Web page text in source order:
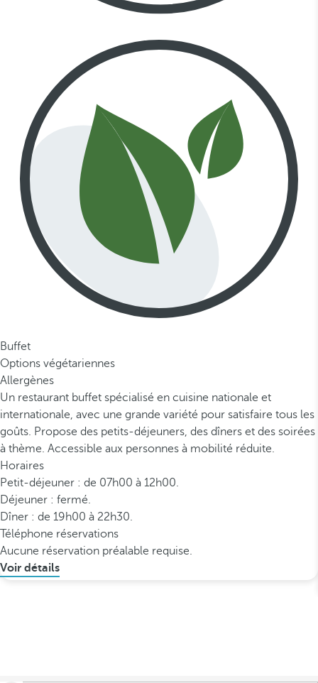
Buffet
Options végétariennes
Allergènes
Un restaurant buffet spécialisé en cuisine nationale et
internationale, avec une grande variété pour satisfaire tous les
goûts. Propose des petits-déjeuners, des dîners et des soirées
à thème. Accessible aux personnes à mobilité réduite.
Horaires
Petit-déjeuner : de 07h00 à 12h00.
Déjeuner : fermé.
Dîner : de 19h00 à 22h30.
Téléphone réservations
Aucune réservation préalable requise.
Voir détails